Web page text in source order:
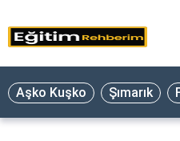
Aşko Kuşko Şımarık